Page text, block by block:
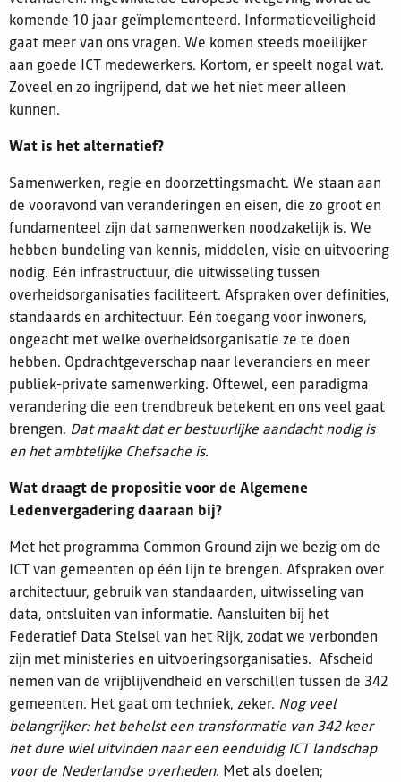
komende 10 jaar geïmplementeerd. Informatieveiligheid
gaat meer van ons vragen. We komen steeds moeilijker
aan goede ICT medewerkers. Kortom, er speelt nogal wat.
Zoveel en zo ingrijpend, dat we het niet meer alleen
kunnen.
Wat is het alternatief?
Samenwerken, regie en doorzettingsmacht. We staan aan
de vooravond van veranderingen en eisen, die zo groot en
fundamenteel zijn dat samenwerken noodzakelijk is. We
hebben bundeling van kennis, middelen, visie en uitvoering
nodig. Eén infrastructuur, die uitwisseling tussen
overheidsorganisaties faciliteert. Afspraken over definities,
standaards en architectuur. Eén toegang voor inwoners,
ongeacht met welke overheidsorganisatie ze te doen
hebben. Opdrachtgeverschap naar leveranciers en meer
publiek-private samenwerking. Oftewel, een paradigma
verandering die een trendbreuk betekent en ons veel gaat
brengen. Dat maakt dat er bestuurlijke aandacht nodig is
en het ambtelijke Chefsache is.
Wat draagt de propositie voor de Algemene
Ledenvergadering daaraan bij?
Met het programma Common Ground zijn we bezig om de
ICT van gemeenten op één lijn te brengen. Afspraken over
architectuur, gebruik van standaarden, uitwisseling van
data, ontsluiten van informatie. Aansluiten bij het
Federatief Data Stelsel van het Rijk, zodat we verbonden
zijn met ministeries en uitvoeringsorganisaties. Afscheid
nemen van de vrijblijvendheid en verschillen tussen de 342
gemeenten. Het gaat om techniek, zeker. Nog veel
belangrijker: het behelst een transformatie van 342 keer
het dure wiel uitvinden naar een eenduidig ICT landschap
voor de Nederlandse overheden. Met als doelen;